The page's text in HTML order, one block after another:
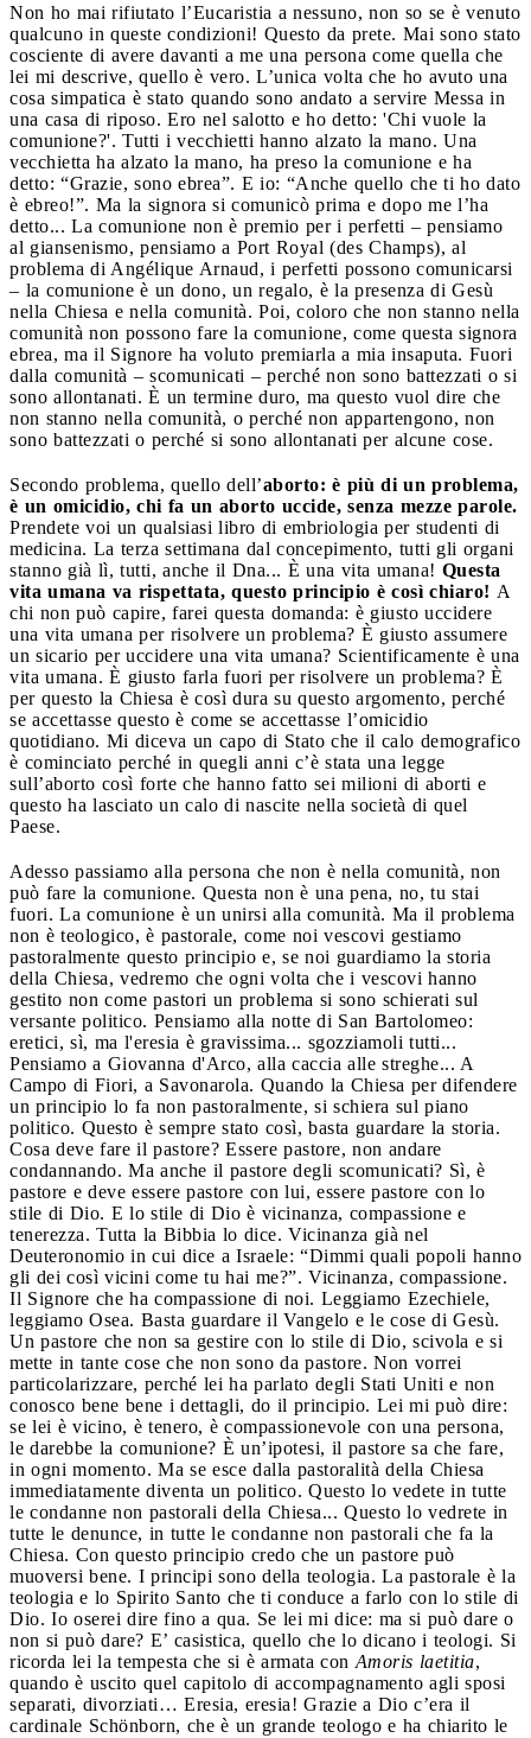
Non ho mai rifiutato l’Eucaristia a nessuno, non so se è venuto
qualcuno in queste condizioni! Questo da prete. Mai sono stato
cosciente di avere davanti a me una persona come quella che
lei mi descrive, quello è vero. L’unica volta che ho avuto una
cosa simpatica è stato quando sono andato a servire Messa in
una casa di riposo. Ero nel salotto e ho detto: 'Chi vuole la
comunione?'. Tutti i vecchietti hanno alzato la mano. Una
vecchietta ha alzato la mano, ha preso la comunione e ha
detto: “Grazie, sono ebrea”. E io: “Anche quello che ti ho dato
è ebreo!”. Ma la signora si comunicò prima e dopo me l’ha
detto... La comunione non è premio per i perfetti – pensiamo
al giansenismo, pensiamo a Port Royal (des Champs), al
problema di Angélique Arnaud, i perfetti possono comunicarsi
– la comunione è un dono, un regalo, è la presenza di Gesù
nella Chiesa e nella comunità. Poi, coloro che non stanno nella
comunità non possono fare la comunione, come questa signora
ebrea, ma il Signore ha voluto premiarla a mia insaputa. Fuori
dalla comunità – scomunicati – perché non sono battezzati o si
sono allontanati. È un termine duro, ma questo vuol dire che
non stanno nella comunità, o perché non appartengono, non
sono battezzati o perché si sono allontanati per alcune cose.
Secondo problema, quello dell’aborto: è più di un problema,
è un omicidio, chi fa un aborto uccide, senza mezze parole.
Prendete voi un qualsiasi libro di embriologia per studenti di
medicina. La terza settimana dal concepimento, tutti gli organi
stanno già lì, tutti, anche il Dna... È una vita umana! Questa
vita umana va rispettata, questo principio è così chiaro! A
chi non può capire, farei questa domanda: è giusto uccidere
una vita umana per risolvere un problema? È giusto assumere
un sicario per uccidere una vita umana? Scientificamente è una
vita umana. È giusto farla fuori per risolvere un problema? È
per questo la Chiesa è così dura su questo argomento, perché
se accettasse questo è come se accettasse l’omicidio
quotidiano. Mi diceva un capo di Stato che il calo demografico
è cominciato perché in quegli anni c’è stata una legge
sull’aborto così forte che hanno fatto sei milioni di aborti e
questo ha lasciato un calo di nascite nella società di quel
Paese.
Adesso passiamo alla persona che non è nella comunità, non
può fare la comunione. Questa non è una pena, no, tu stai
fuori. La comunione è un unirsi alla comunità. Ma il problema
non è teologico, è pastorale, come noi vescovi gestiamo
pastoralmente questo principio e, se noi guardiamo la storia
della Chiesa, vedremo che ogni volta che i vescovi hanno
gestito non come pastori un problema si sono schierati sul
versante politico. Pensiamo alla notte di San Bartolomeo:
eretici, sì, ma l'eresia è gravissima... sgozziamoli tutti...
Pensiamo a Giovanna d'Arco, alla caccia alle streghe... A
Campo di Fiori, a Savonarola. Quando la Chiesa per difendere
un principio lo fa non pastoralmente, si schiera sul piano
politico. Questo è sempre stato così, basta guardare la storia.
Cosa deve fare il pastore? Essere pastore, non andare
condannando. Ma anche il pastore degli scomunicati? Sì, è
pastore e deve essere pastore con lui, essere pastore con lo
stile di Dio. E lo stile di Dio è vicinanza, compassione e
tenerezza. Tutta la Bibbia lo dice. Vicinanza già nel
Deuteronomio in cui dice a Israele: “Dimmi quali popoli hanno
gli dei così vicini come tu hai me?”. Vicinanza, compassione.
Il Signore che ha compassione di noi. Leggiamo Ezechiele,
leggiamo Osea. Basta guardare il Vangelo e le cose di Gesù.
Un pastore che non sa gestire con lo stile di Dio, scivola e si
mette in tante cose che non sono da pastore. Non vorrei
particolarizzare, perché lei ha parlato degli Stati Uniti e non
conosco bene bene i dettagli, do il principio. Lei mi può dire:
se lei è vicino, è tenero, è compassionevole con una persona,
le darebbe la comunione? È un’ipotesi, il pastore sa che fare,
in ogni momento. Ma se esce dalla pastoralità della Chiesa
immediatamente diventa un politico. Questo lo vedete in tutte
le condanne non pastorali della Chiesa... Questo lo vedrete in
tutte le denunce, in tutte le condanne non pastorali che fa la
Chiesa. Con questo principio credo che un pastore può
muoversi bene. I principi sono della teologia. La pastorale è la
teologia e lo Spirito Santo che ti conduce a farlo con lo stile di
Dio. Io oserei dire fino a qua. Se lei mi dice: ma si può dare o
non si può dare? E’ casistica, quello che lo dicano i teologi. Si
ricorda lei la tempesta che si è armata con Amoris laetitia,
quando è uscito quel capitolo di accompagnamento agli sposi
separati, divorziati… Eresia, eresia! Grazie a Dio c’era il
cardinale Schönborn, che è un grande teologo e ha chiarito le